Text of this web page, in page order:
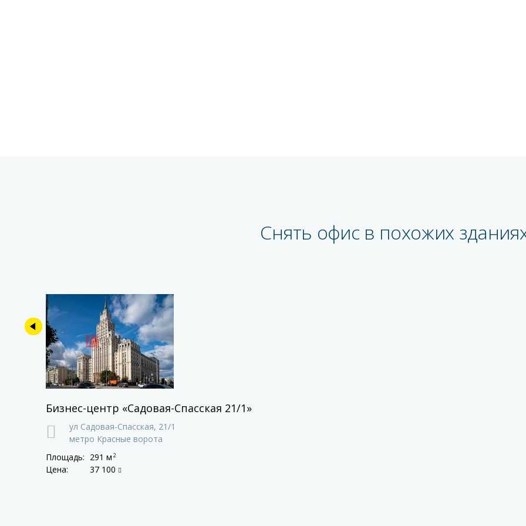
Снять офис в похожих
Бизнес-центр «Садовая-Спасская 21/1»
ул Садовая-Спасская, 21/1
метро Красные ворота
Площадь: 291 м 2
Цена: 37 100